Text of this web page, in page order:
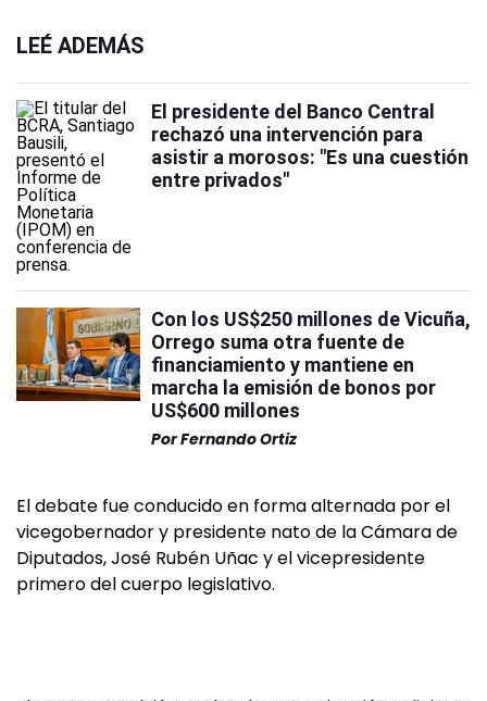
LEÉ ADEMÁS
El presidente del Banco Central
rechazó una intervención para
asistir a morosos: "Es una cuestión
entre privados"
Con los US$250 millones de Vicuña,
Orrego suma otra fuente de
financiamiento y mantiene en
marcha la emisión de bonos por
US$600 millones
PorFernando Ortiz
El debate fue conducido en forma alternada por el
vicegobernador y presidente nato de la Cámara de
Diputados, José Rubén Uñac y el vicepresidente
primero del cuerpo legislativo.